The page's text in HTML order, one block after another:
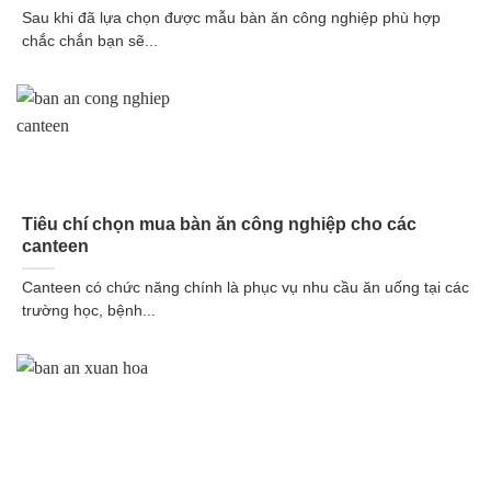
Sau khi đã lựa chọn được mẫu bàn ăn công nghiệp phù hợp
chắc chắn bạn sẽ...
Tiêu chí chọn mua bàn ăn công nghiệp cho các
canteen
Canteen có chức năng chính là phục vụ nhu cầu ăn uống tại các
trường học, bệnh...